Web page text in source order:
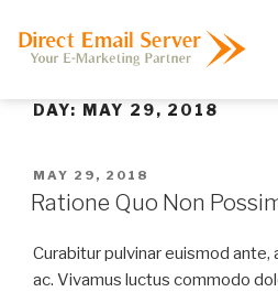
DAY: MAY 29, 2018
MAY 29, 2018
Ratione Quo Non
Curabitur pulvinar euismod
ac. Vivamus luctus commodo